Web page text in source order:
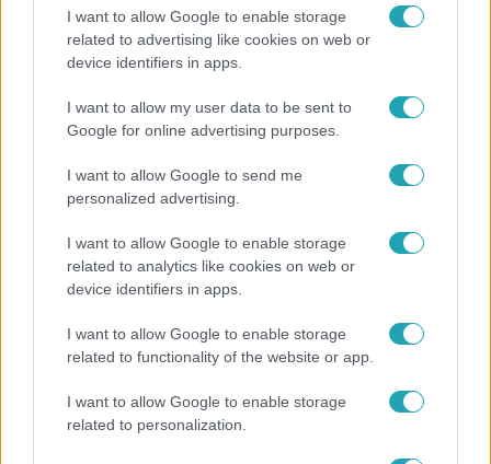
I want to allow Google to enable storage
related to advertising like cookies on web or
device identifiers in apps.
I want to allow my user data to be sent to
Google for online advertising purposes.
I want to allow Google to send me
personalized advertising.
I want to allow Google to enable storage
related to analytics like cookies on web or
device identifiers in apps.
I want to allow Google to enable storage
related to functionality of the website or app.
I want to allow Google to enable storage
related to personalization.
Karácsony Gergely nem akarja, hogy a Bayer
2:30